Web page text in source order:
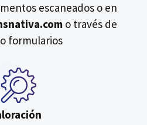
escaneados o en
o través de
formularios